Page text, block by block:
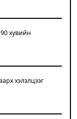
хувийн
хэлэлцээг